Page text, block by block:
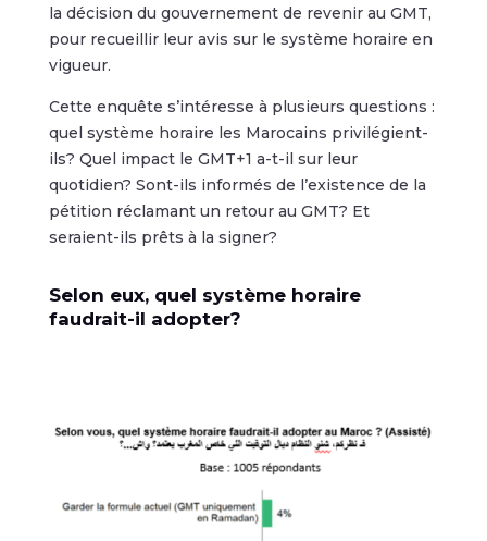
la décision du gouvernement de revenir au GMT,
pour recueillir leur avis sur le système horaire en
vigueur.
Cette enquête s’intéresse à plusieurs questions :
quel système horaire les Marocains privilégient-
ils? Quel impact le GMT+1 a-t-il sur leur
quotidien? Sont-ils informés de l’existence de la
pétition réclamant un retour au GMT? Et
seraient-ils prêts à la signer?
Selon eux, quel système horaire
faudrait-il adopter?